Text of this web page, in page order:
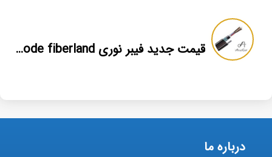
قیمت جدید فیبر نوری multi mode fiberland
درباره ما